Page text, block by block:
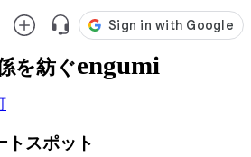
を紡ぐengumi
トスポット